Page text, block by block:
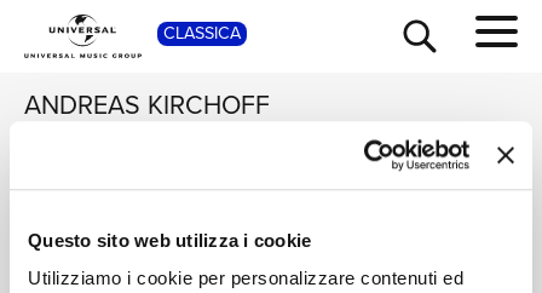
Questo sito web utilizza i cookie
Utilizziamo i cookie per personalizzare contenuti ed
CLASSICA
ANDREAS KIRCHOFF
MUSICA ANTIQUA
GOEBEL
Musica Baltica
SHOP
TOUR
NEWS